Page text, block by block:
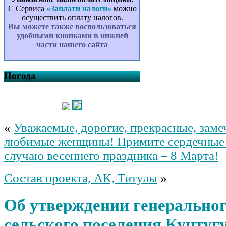
Кунтугушевский сельсовет
муниципального района
Балтачевский район Республики
Башкортостан на 2026 – 2027
годы
предоставления муниципальной
услуги «Предоставление водных
находящихся в муниципальной
собственности (обводненного
основании решения о
предоставлении водного объекта
в пользование» в сельском
поселении Кунтугушевский
сельсовет муниципального
района Балтачевский район
Республики Башкортостан
Правила землепользования и
застройки сельского поселения
С Сервиса «Заплати налоги» можно
осуществить оплату налогов.
Вы можете также воспользоваться
удобными кнопками в нижней
части нашего сайта
Погода
« Уважаемые, дорогие, прекрасные,
любимые женщины! Примите сердечные
случаю весеннего праздника – 8 Марта!
Состав проекта, АК, Титулы »
Об утверждении